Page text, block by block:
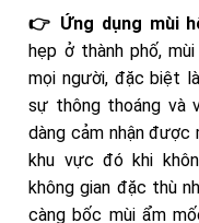
👉 Ứng dụng mùi
hẹp ở thành phố,
mọi người, đặc biệt
sự thông thoáng và
dàng cảm nhận được
khu vực đó khi
không gian đặc thù
càng bốc mùi ẩm